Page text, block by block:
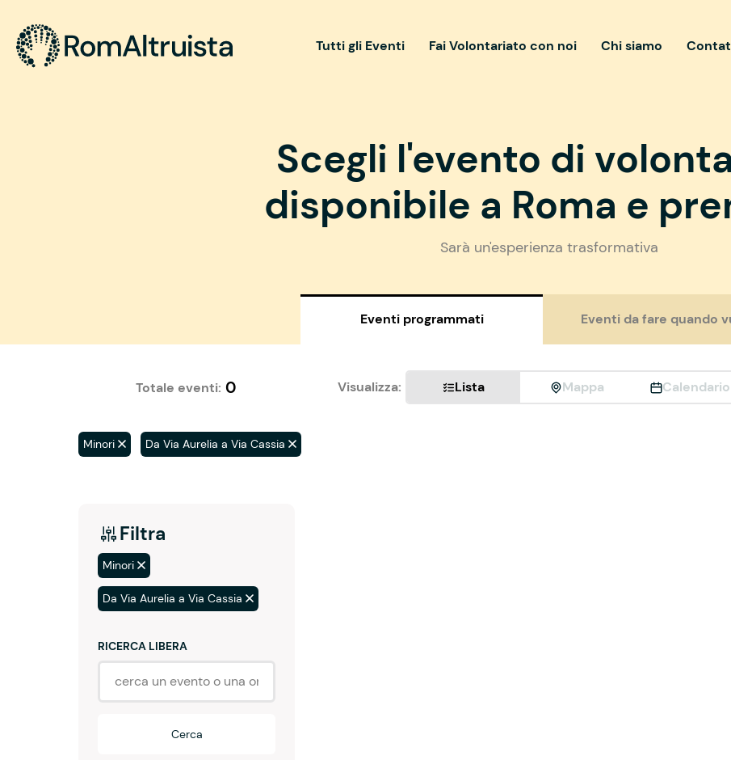
Tutti gli Eventi Fai Volontariato con noi Chi siamo
Scegli l'evento di
disponibile a Roma e
Sarà un'esperienza trasformativa
Eventi programmati Eventi da fare quando
Totale eventi: 0 Visualizza: Lista Mappa Calendario
Minori Da Via Aurelia a Via Cassia
Filtra
Minori
Da Via Aurelia a Via Cassia
RICERCA LIBERA
Cerca